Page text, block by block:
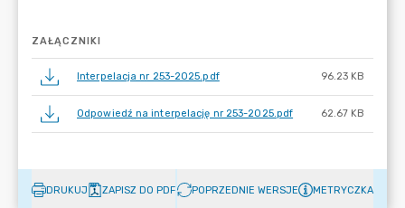
ZAŁĄCZNIKI
Interpelacja nr 253-2025.pdf 96.23 KB
Odpowiedź na interpelację nr 253-2025.pdf 62.67 KB
DRUKUJ ZAPISZ DO PDF POPRZEDNIE WERSJE METRYCZKA